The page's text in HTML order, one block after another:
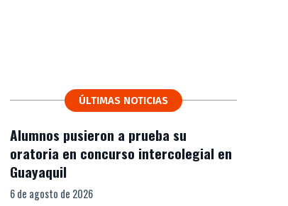
ÚLTIMAS NOTICIAS
Alumnos pusieron a prueba su
oratoria en concurso intercolegial en
Guayaquil
6 de agosto de 2026